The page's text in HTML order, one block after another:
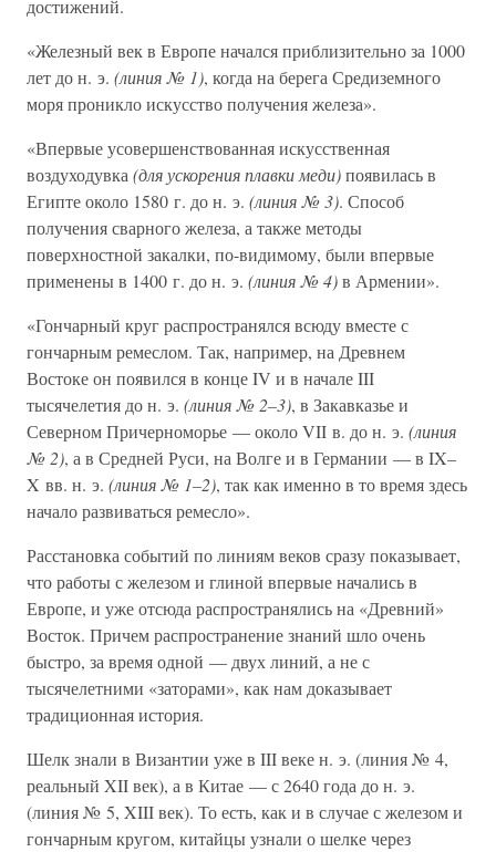
достижений.
«Железный век в Европе начался приблизительно за 1000
лет до н. э. (линия № 1), когда на берега Средиземного
моря проникло искусство получения железа».
«Впервые усовершенствованная искусственная
воздуходувка(для ускорения плавки меди)появилась в
Египте около 1580 г. до н. э. (линия № 3). Способ
получения сварного железа, а также методы
поверхностной закалки, по-видимому, были впервые
применены в 1400 г. до н. э. (линия № 4)в Армении».
«Гончарный круг распространялся всюду вместе с
гончарным ремеслом. Так, например, на Древнем
Востоке он появился в конце IV и в начале III
тысячелетия до н. э. (линия № 2–3), в Закавказье и
Северном Причерноморье — около VII в. до н. э. (линия
№ 2), а в Средней Руси, на Волге и в Германии — в IX–
X вв. н. э. (линия № 1–2), так как именно в то время здесь
начало развиваться ремесло».
Расстановка событий по линиям веков сразу показывает,
что работы с железом и глиной впервые начались в
Европе, и уже отсюда распространялись на «Древний»
Восток. Причем распространение знаний шло очень
быстро, за время одной — двух линий, а не с
тысячелетними «заторами», как нам доказывает
традиционная история.
Шелк знали в Византии уже в III веке н. э. (линия № 4,
реальный XII век), а в Китае — с 2640 года до н. э.
(линия № 5, XIII век). То есть, как и в случае с железом и
гончарным кругом, китайцы узнали о шелке через